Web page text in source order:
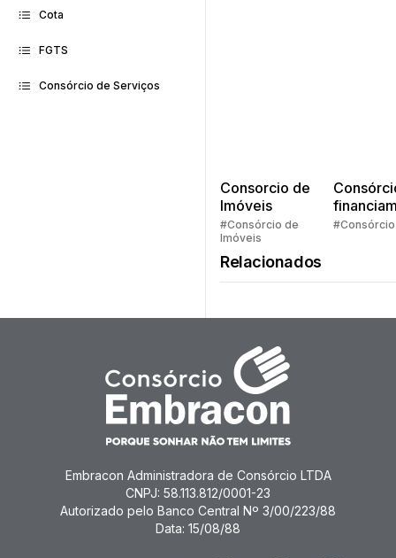
Cota
FGTS
Consórcio de Serviços
Consorcio de
Imóveis
#Consórcio de
Imóveis
Quem
#Consórcio
Relacionados
Embracon Administradora de Consórcio LTDA
CNPJ: 58.113.812/0001-23
Autorizado pelo Banco Central Nº 3/00/223/88
Data: 15/08/88